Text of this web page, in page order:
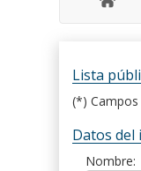
Lista
(*)
Datos
Nombre: